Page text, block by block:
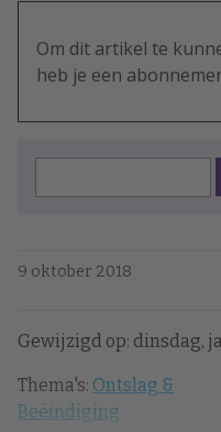
Om dit artikel te
heb je een
9 oktober 2018
Gewijzigd op: dinsdag,
Thema's: Ontslag &
Beëindiging